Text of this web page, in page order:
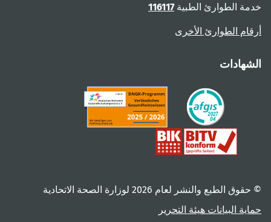
خدمة الطوارئ الطبية116117
أرقام الطوارئ الأخرى
الشهادات
© حقوق الطبع والنشر لعام ‎2026 لوزارة الصحة الاتحادية
حماية البيانات هيئة التحرير